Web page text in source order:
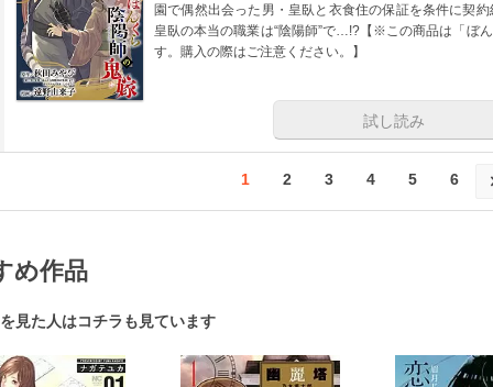
園で偶然出会った男・皇臥と衣食住の保証を条件に契
皇臥の本当の職業は“陰陽師”で…!?【※この商品は「ぼ
す。購入の際はご注意ください。】
試し読み
1 2 3 4 5 6
め作品
見た人はコチラも見ています